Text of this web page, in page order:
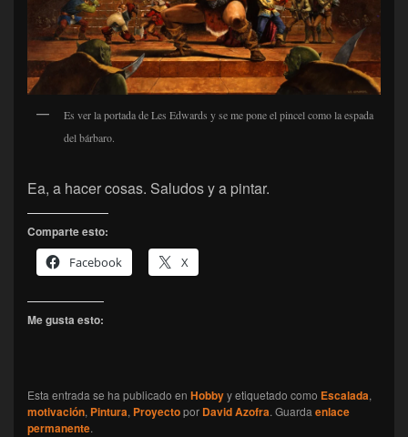
Es ver la portada de Les Edwards y se me pone el pincel como la espada
del bárbaro.
Ea, a hacer cosas. Saludos y a pintar.
Comparte esto:
Facebook
X
Me gusta esto:
Esta entrada se ha publicado en Hobbyy etiquetado como Escalada,
motivación, Pintura, Proyectopor David Azofra. Guarda enlace
permanente.